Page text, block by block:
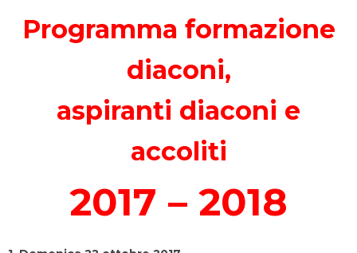
Programma formazione
diaconi,
aspiranti diaconi e
accoliti
2017 – 2018